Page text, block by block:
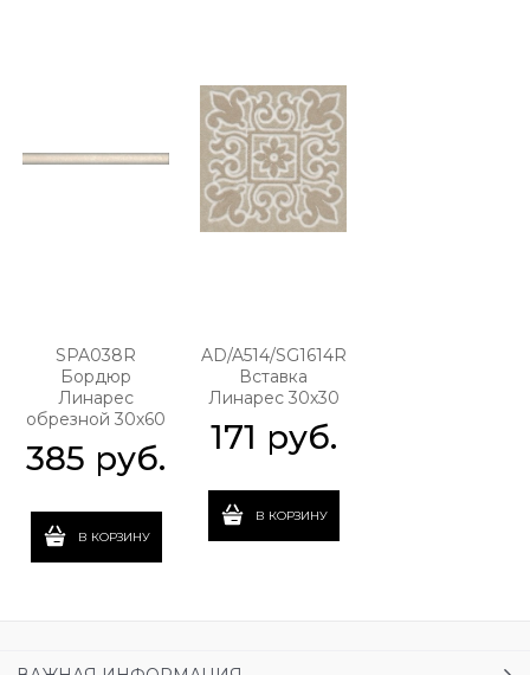
SPA038R
Бордюр
Линарес
обрезной 30х60
385 руб.
В КОРЗИНУ
AD/A514/SG1614R
Вставка
Линарес 30х30
171 руб.
В КОРЗИНУ